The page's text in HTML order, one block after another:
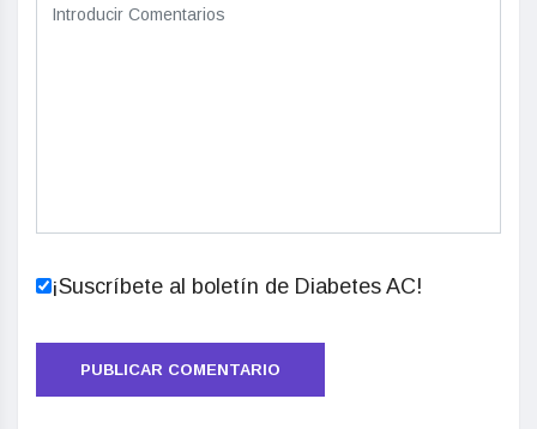
¡Suscríbete al boletín de Diabetes AC!